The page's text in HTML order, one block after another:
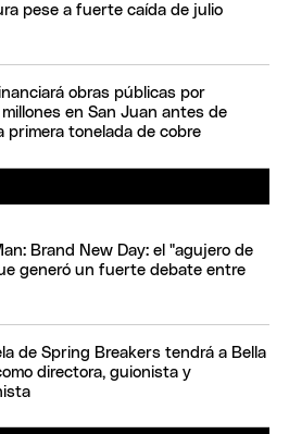
pese a fuerte caída de julio
obras públicas por
en San Juan antes de
primera tonelada de cobre
Brand New Day: el "agujero de
generó un fuerte debate entre
de Spring Breakers tendrá a Bella
directora, guionista y